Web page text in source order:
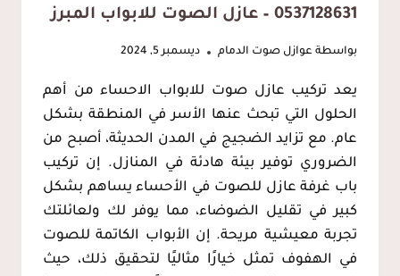
0537128631 – عازل الصوت للابواب المبرز
بواسطة عوازل صوت الدمام ديسمبر 5, 2024
يعد تركيب عازل صوت للابواب الاحساء من أهم
الحلول التي تبحث عنها الأسر في المنطقة بشكل
عام. مع تزايد الضجيج في المدن الحديثة، أصبح من
الضروري توفير بيئة هادئة في المنازل. إن تركيب
باب غرفة عازل للصوت في الأحساء يساهم بشكل
كبير في تقليل الضوضاء، مما يوفر لك ولعائلتك
تجربة معيشية مريحة. إن الأبواب الكاتمة للصوت
في الهفوف تمثل خيارًا مثاليًا لتحقيق ذلك، حيث